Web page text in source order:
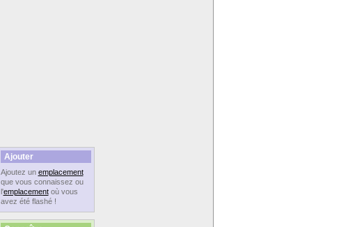
Ajouter
Ajoutez un emplacement
que vous connaissez ou
l'emplacementoù vous
avez été flashé !